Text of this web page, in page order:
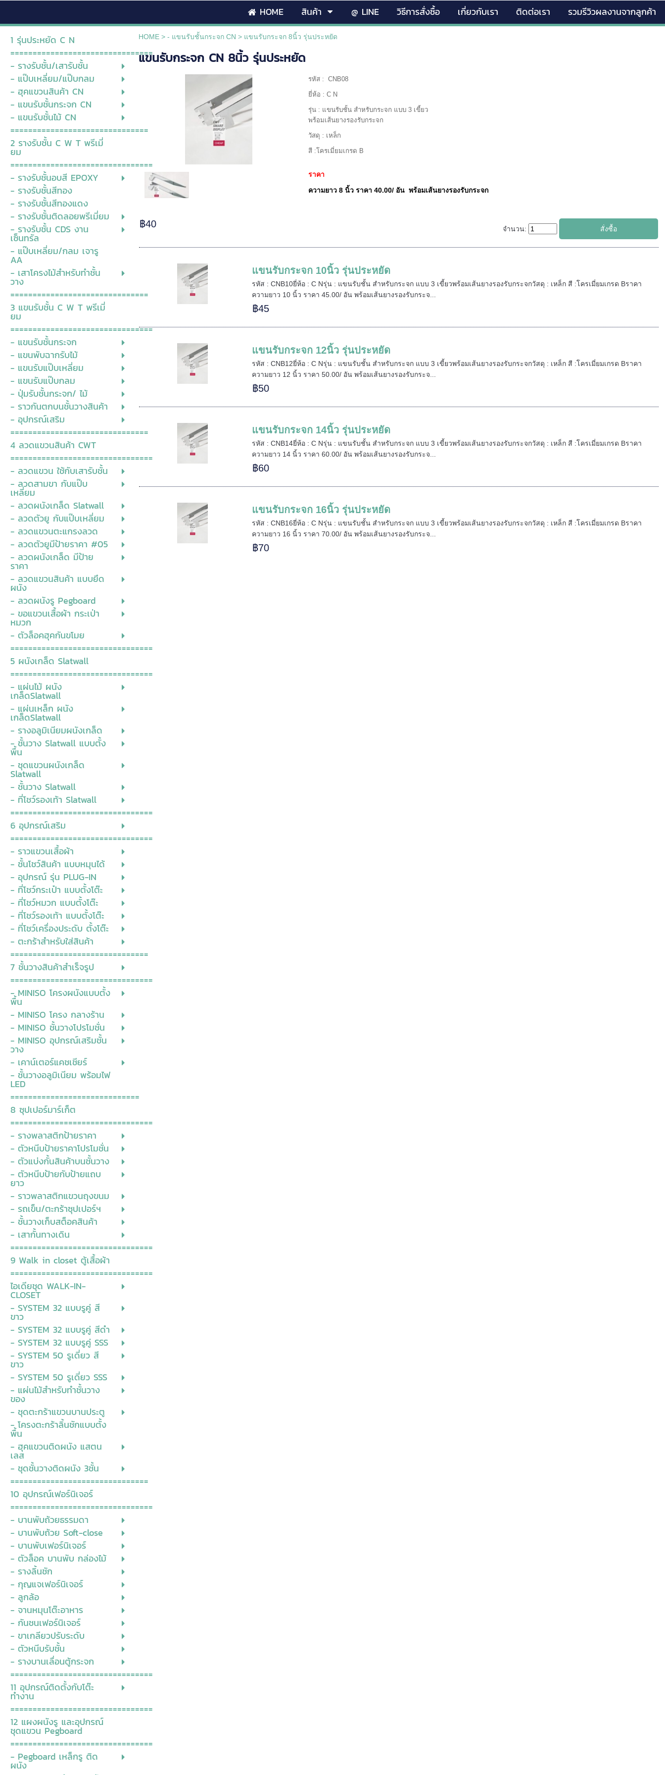
HOME สินค้า @ LINE วิธีการสั่งซื้อ เกี่ยวกับเรา ติดต่อเรา รวมรีวิวผลงานจากลูกค้า
1 รุ่นประหยัด C N
================================
- รางรับชั้น/เสารับชั้น
- แป๊บเหลี่ยม/แป๊บกลม
- ฮุคแขวนสินค้า CN
- แขนรับชั้นกระจก CN
- แขนรับชั้นไม้ CN
===============================
2 รางรับชั้น C W T พรีเมี่
ยม
================================
- รางรับชั้นอบสี EPOXY
- รางรับชั้นสีทอง
- รางรับชั้นสีทองแดง
- รางรับชั้นติดลอยพรีเมี่ยม
- รางรับชั้น CDS งาน
เซ็นทรัล
- แป๊บเหลี่ยม/กลม เจารู
AA
- เสาโครงไม้สำหรับทำชั้น
วาง
===============================
3 แขนรับชั้น C W T พรีเมี่
ยม
================================
- แขนรับชั้นกระจก
- แขนพับฉากรับไม้
- แขนรับแป๊บเหลี่ยม
- แขนรับแป๊บกลม
- ปุ่มรับชั้นกระจก/ ไม้
- ราวกันตกบนชั้นวางสินค้า
- อุปกรณ์เสริม
===============================
4 ลวดแขวนสินค้า CWT
================================
- ลวดแขวน ใช้กับเสารับชั้น
- ลวดสามขา กับแป๊บ
เหลี่ยม
- ลวดผนังเกล็ด Slatwall
- ลวดตัวยู กับแป๊บเหลี่ยม
- ลวดแขวนตะแกรงลวด
- ลวดตัวยูมีป้ายราคา #05
- ลวดผนังเกล็ด มีป้าย
ราคา
- ลวดแขวนสินค้า แบบยึด
ผนัง
- ลวดผนังรู Pegboard
- ขอแขวนเสื้อผ้า กระเป่า
หมวก
- ตัวล็อคฮุคกันขโมย
================================
5 ผนังเกล็ด Slatwall
================================
- แผ่นไม้ ผนัง
เกล็ดSlatwall
- แผ่นเหล็ก ผนัง
เกล็ดSlatwall
- รางอลูมิเนียมผนังเกล็ด
- ชั้นวาง Slatwall แบบตั้ง
พื้น
- ชุดแขวนผนังเกล็ด
Slatwall
- ชั้นวาง Slatwall
- ที่โชว์รองเท้า Slatwall
================================
6 อุปกรณ์เสริม
================================
- ราวแขวนเสื้อผ้า
- ชั้นโชว์สินค้า แบบหมุนได้
- อุปกรณ์ รุ่น PLUG-IN
- ที่โชว์กระเป๋า แบบตั้งโต๊ะ
- ที่โชว์หมวก แบบตั้งโต๊ะ
- ที่โชว์รองเท้า แบบตั้งโต๊ะ
- ที่โชว์เครื่องประดับ ตั้งโต๊ะ
- ตะกร้าสำหรับใส่สินค้า
===============================
7 ชั้นวางสินค้าสำเร็จรูป
================================
- MINISO โครงผนังแบบตั้ง
พื้น
- MINISO โครง กลางร้าน
- MINISO ชั้นวางโปรโมชั่น
- MINISO อุปกรณ์เสริมชั้น
วาง
- เคาน์เตอร์แคชเชียร์
- ชั้นวางอลูมิเนียม พร้อมไฟ
LED
=============================
8 ซุปเปอร์มาร์เก็ต
================================
- รางพลาสติกป้ายราคา
- ตัวหนีบป้ายราคาโปรโมชั่น
- ตัวแบ่งกั้นสินค้าบนชั้นวาง
- ตัวหนีบป้ายกับป้ายแถบ
ยาว
- ราวพลาสติกแขวนถุงขนม
- รถเข็น/ตะกร้าซุปเปอร์ฯ
- ชั้นวางเก็บสต็อคสินค้า
- เสากั้นทางเดิน
================================
9 Walk in closet ตู้เสื้อผ้า
================================
ไอเดียชุด WALK-IN-
CLOSET
- SYSTEM 32 แบบรูคู่ สี
ขาว
- SYSTEM 32 แบบรูคู่ สีดำ
- SYSTEM 32 แบบรูคู่ SSS
- SYSTEM 50 รูเดี่ยว สี
ขาว
- SYSTEM 50 รูเดี่ยว SSS
- แผ่นไม้สำหรับทำชั้นวาง
ของ
- ชุดตะกร้าแขวนบานประตู
- โครงตะกร้าลิ้นชักแบบตั้ง
พื้น
- ฮุคแขวนติดผนัง แสตน
เลส
- ชุดชั้นวางติดผนัง 3ชั้น
===============================
10 อุปกรณ์เฟอร์นิเจอร์
================================
- บานพับถ้วยธรรมดา
- บานพับถ้วย Soft-close
- บานพับเฟอร์นิเจอร์
- ตัวล็อค บานพับ กล่องไม้
- รางลิ้นชัก
- กุญแจเฟอร์นิเจอร์
- ลูกล้อ
- จานหมุนโต๊ะอาหาร
- กันชนเฟอร์นิเจอร์
- ขาเกลียวปรับระดับ
- ตัวหนีบรับชั้น
- รางบานเลื่อนตู้กระจก
================================
11 อุปกรณ์ติดตั้งกับโต๊ะ
ทำงาน
================================
12 แผงผนังรู และอุปกรณ์
ชุดแขวน Pegboard
================================
- Pegboard เหล็กรู ติด
ผนัง
HOME> - แขนรับชั้นกระจก CN > แขนรับกระจก 8นิ้ว รุ่นประหยัด
แขนรับกระจก CN 8นิ้ว รุ่นประหยัด
รหัส : CNB08
ยี่ห้อ : C N
รุ่น : แขนรับชั้น สำหรับกระจก แบบ 3 เขี้ยว
พร้อมเส้นยางรองรับกระจก
วัสดุ : เหล็ก
สี :โครเมี่ยมเกรด B
ราคา
ความยาว 8 นิ้ว ราคา 40.00/ อัน พร้อมเส้นยางรองรับกระจก
฿40 จำนวน:
แขนรับกระจก 10นิ้ว รุ่นประหยัด
รหัส : CNB10ยี่ห้อ : C Nรุ่น : แขนรับชั้น สำหรับกระจก แบบ 3 เขี้ยวพร้อมเส้นยางรองรับกระจกวัสดุ : เหล็ก สี :โครเมี่ยมเกรด Bราคา
ความยาว 10 นิ้ว ราคา 45.00/ อัน พร้อมเส้นยางรองรับกระจ...
฿45
แขนรับกระจก 12นิ้ว รุ่นประหยัด
รหัส : CNB12ยี่ห้อ : C Nรุ่น : แขนรับชั้น สำหรับกระจก แบบ 3 เขี้ยวพร้อมเส้นยางรองรับกระจกวัสดุ : เหล็ก สี :โครเมี่ยมเกรด Bราคา
ความยาว 12 นิ้ว ราคา 50.00/ อัน พร้อมเส้นยางรองรับกระจ...
฿50
แขนรับกระจก 14นิ้ว รุ่นประหยัด
รหัส : CNB14ยี่ห้อ : C Nรุ่น : แขนรับชั้น สำหรับกระจก แบบ 3 เขี้ยวพร้อมเส้นยางรองรับกระจกวัสดุ : เหล็ก สี :โครเมี่ยมเกรด Bราคา
ความยาว 14 นิ้ว ราคา 60.00/ อัน พร้อมเส้นยางรองรับกระจ...
฿60
แขนรับกระจก 16นิ้ว รุ่นประหยัด
รหัส : CNB16ยี่ห้อ : C Nรุ่น : แขนรับชั้น สำหรับกระจก แบบ 3 เขี้ยวพร้อมเส้นยางรองรับกระจกวัสดุ : เหล็ก สี :โครเมี่ยมเกรด Bราคา
ความยาว 16 นิ้ว ราคา 70.00/ อัน พร้อมเส้นยางรองรับกระจ...
฿70